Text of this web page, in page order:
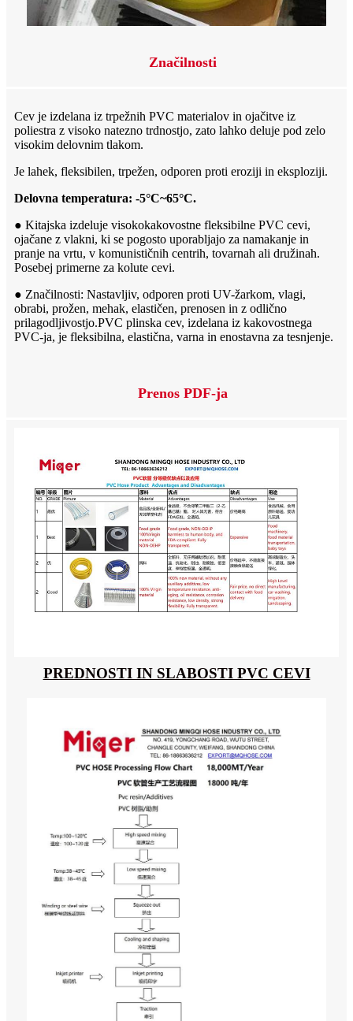
Značilnosti
Cev je izdelana iz trpežnih PVC materialov in ojačitve iz
poliestra z visoko natezno trdnostjo, zato lahko deluje pod zelo
visokim delovnim tlakom.
Je lahek, fleksibilen, trpežen, odporen proti eroziji in eksploziji.
Delovna temperatura: -5°C~65°C.
● Kitajska izdeluje visokokakovostne fleksibilne PVC cevi,
ojačane z vlakni, ki se pogosto uporabljajo za namakanje in
pranje na vrtu, v komunističnih centrih, tovarnah ali družinah.
Posebej primerne za kolute cevi.
● Značilnosti: Nastavljiv, odporen proti UV-žarkom, vlagi,
obrabi, prožen, mehak, elastičen, prenosen in z odlično
prilagodljivostjo.PVC plinska cev, izdelana iz kakovostnega
PVC-ja, je fleksibilna, elastična, varna in enostavna za tesnjenje.
Prenos PDF-ja
PREDNOSTI IN SLABOSTI PVC CEVI